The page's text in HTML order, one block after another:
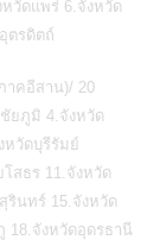
วัดแพร่ 6.จังหวัด
ตรดิตถ์
าคอีสาน)/ 20
ยภูมิ 4.จังหวัด
วัดบุรีรัมย์
สธร 11.จังหวัด
รินทร์ 15.จังหวัด
18.จังหวัดอุดรธานี